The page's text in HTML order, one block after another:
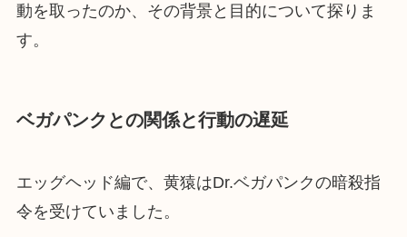
動を取ったのか、その背景と目的について探りま
す。
ベガパンクとの関係と行動の遅延
エッグヘッド編で、黄猿はDr.ベガパンクの暗殺指
令を受けていました。